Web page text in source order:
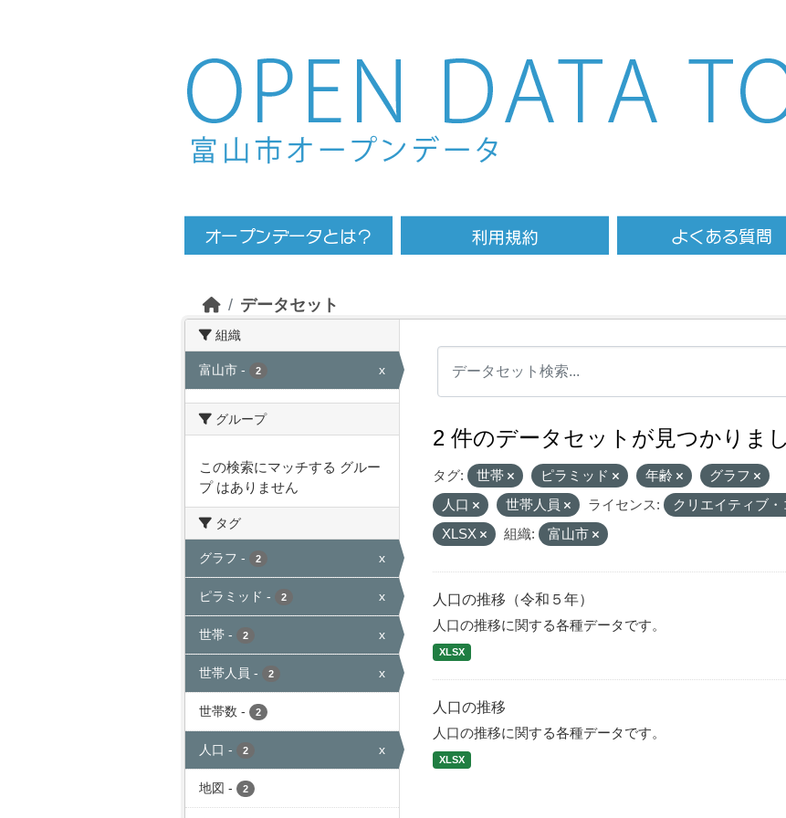
Skip to main content
データセット
組織
富山市 - 2 x
グループ
この検索にマッチする グルー
プ はありません
タグ
グラフ - 2 x
ピラミッド - 2 x
世帯 - 2 x
世帯人員 - 2 x
世帯数 - 2
人口 - 2 x
地図 - 2
2 件のデータセットが見つかりま
タグ: 世帯 ピラミッド 年齢
グラフ
人口
世帯人員 ライセンス: クリエイティブ
XLSX
組織: 富山市
人口の推移（令和５年）
人口の推移に関する各種データです。
XLSX
人口の推移
人口の推移に関する各種データです。
XLSX